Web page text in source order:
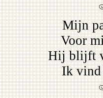
Mijn
Voor
Hij blijft
Ik vind